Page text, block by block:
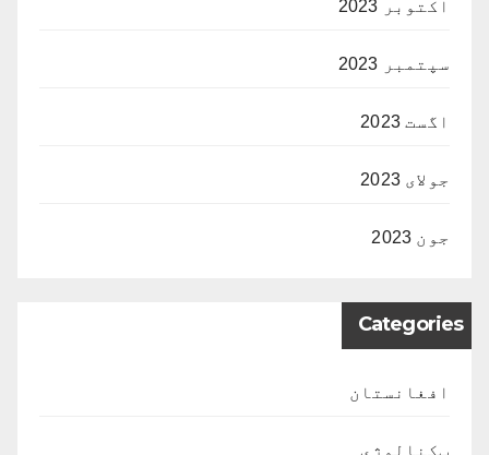
اکتوبر 2023
سپتمبر 2023
اگست 2023
جولای 2023
جون 2023
Categories
افغانستان
ټکنالوژي